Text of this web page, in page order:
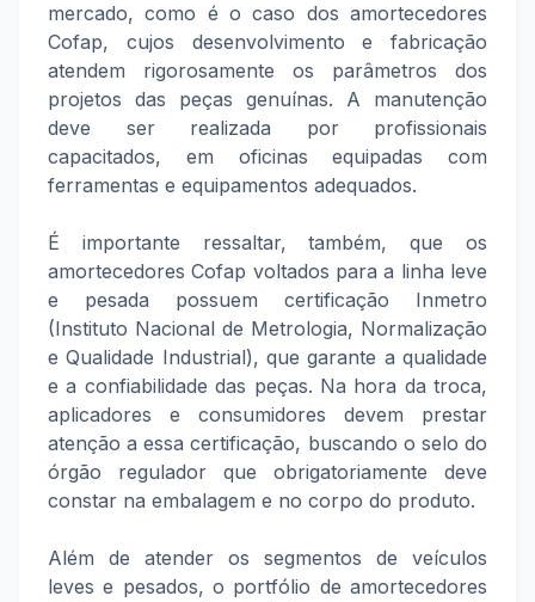
mercado, como é o caso dos amortecedores
Cofap, cujos desenvolvimento e fabricação
atendem rigorosamente os parâmetros dos
projetos das peças genuínas. A manutenção
deve ser realizada por profissionais
capacitados, em oficinas equipadas com
ferramentas e equipamentos adequados.
É importante ressaltar, também, que os
amortecedores Cofap voltados para a linha leve
e pesada possuem certificação Inmetro
(Instituto Nacional de Metrologia, Normalização
e Qualidade Industrial), que garante a qualidade
e a confiabilidade das peças. Na hora da troca,
aplicadores e consumidores devem prestar
atenção a essa certificação, buscando o selo do
órgão regulador que obrigatoriamente deve
constar na embalagem e no corpo do produto.
Além de atender os segmentos de veículos
leves e pesados, o portfólio de amortecedores